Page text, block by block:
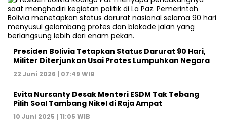
Presiden Bolivia Tetapkan Status Darurat 90 Hari,
Militer Diterjunkan Usai Protes Lumpuhkan Negara
22 Juni 2026 | 07:49 WIB
Evita Nursanty Desak Menteri ESDM Tak Tebang
Pilih Soal Tambang Nikel di Raja Ampat
10 Juni 2025 | 11:05 WIB